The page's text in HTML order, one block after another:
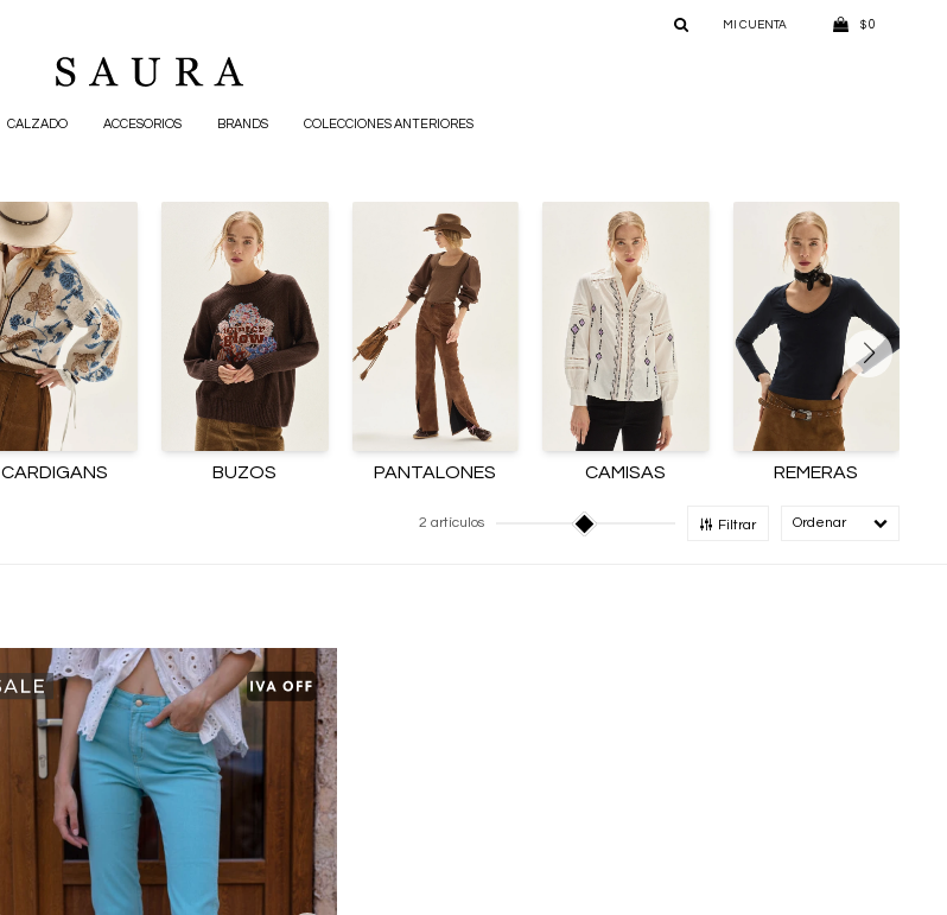
CALZADO ACCESORIOS BRANDS COLECCIONES ANTERIORES
$ 0
CARDIGANS BUZOS PANTALONES CAMISAS REMERAS
2 artículos Filtrar